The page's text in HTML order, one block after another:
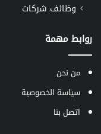
وظائف شركات
روابط مهمة
من نحن
سياسة الخصوصية
اتصل بنا